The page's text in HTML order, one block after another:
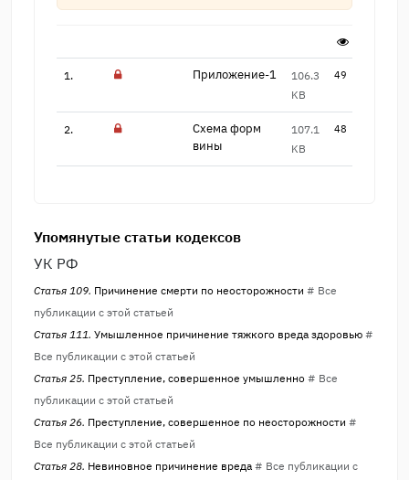
1. Приложение-1
106.3
KB
49
2.
Схема форм
вины
107.1
KB
48
Упомянутые статьи кодексов
УК РФ
Статья 109. Причинение смерти по неосторожности # Все
публикации с этой статьей
Статья 111. Умышленное причинение тяжкого вреда здоровью #
Все публикации с этой статьей
Статья 25. Преступление, совершенное умышленно # Все
публикации с этой статьей
Статья 26. Преступление, совершенное по неосторожности #
Все публикации с этой статьей
Статья 28. Невиновное причинение вреда # Все публикации с